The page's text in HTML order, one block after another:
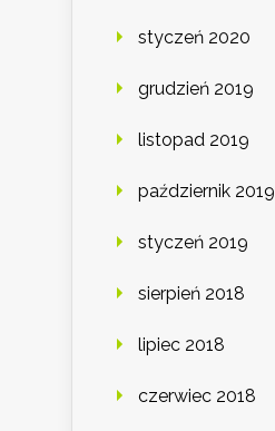
styczeń 2020
grudzień 2019
listopad 2019
październik 2019
styczeń 2019
sierpień 2018
lipiec 2018
czerwiec 2018